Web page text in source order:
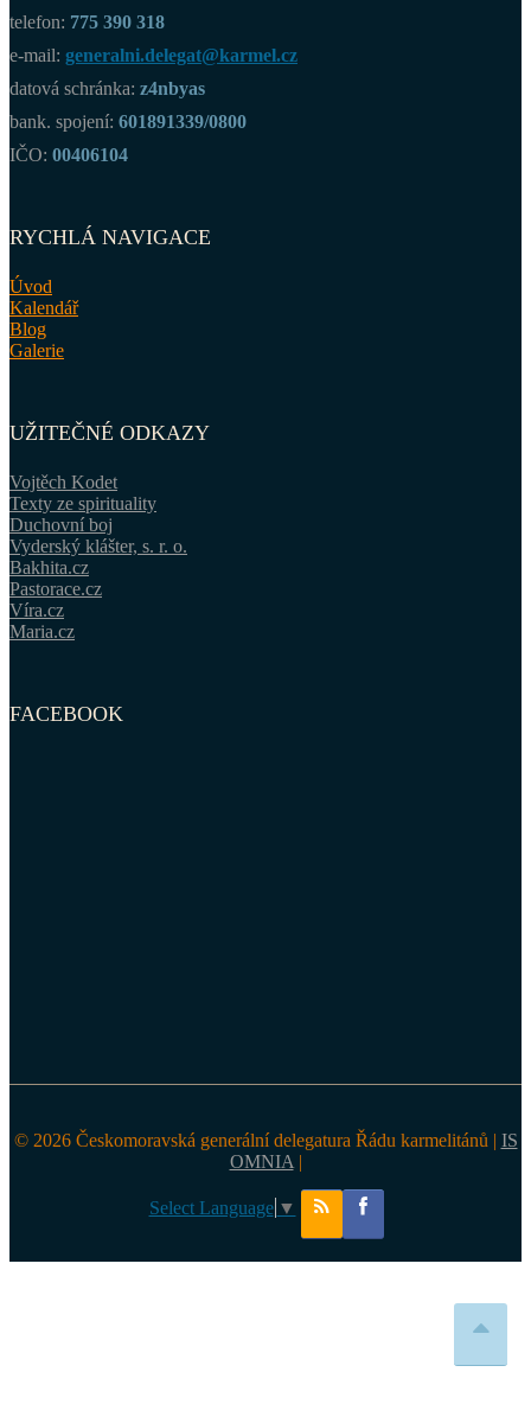
telefon: 775 390 318
e-mail: generalni.delegat@karmel.cz
datová schránka: z4nbyas
bank. spojení: 601891339/0800
IČO: 00406104
RYCHLÁ NAVIGACE
Úvod
Kalendář
Blog
Galerie
UŽITEČNÉ ODKAZY
Vojtěch Kodet
Texty ze spirituality
Duchovní boj
Vyderský klášter, s. r. o.
Bakhita.cz
Pastorace.cz
Víra.cz
Maria.cz
FACEBOOK
© 2026 Českomoravská generální delegatura Řádu karmelitánů | IS
OMNIA |
Select Language ▼